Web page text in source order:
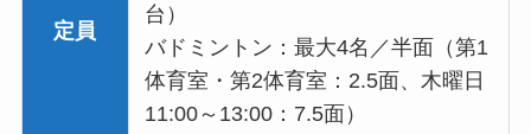
定員
台）
バドミントン：最大4名／半面（第1
体育室・第2体育室：2.5面、木曜日
11:00～13:00：7.5面）